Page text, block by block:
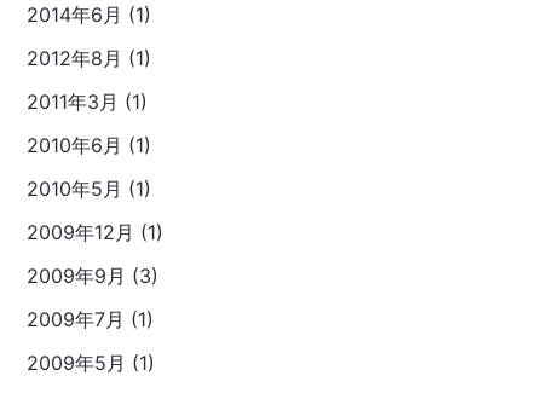
2014年6月 (1)
2012年8月 (1)
2011年3月 (1)
2010年6月 (1)
2010年5月 (1)
2009年12月 (1)
2009年9月 (3)
2009年7月 (1)
2009年5月 (1)